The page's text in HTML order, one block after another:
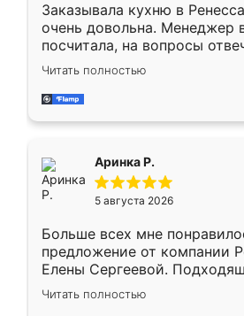
Заказывала кухню в
очень довольна. Менеджер
посчитала, на вопросы
Замерщик приехал в
делу со всей
за день, ребята работали
Читать полностью
Аринка Р.
5 августа 2026
Больше всех мне
предложение от компании
Елены Сергеевой.
короткие сроки
для замера сотрудник
Читать полностью